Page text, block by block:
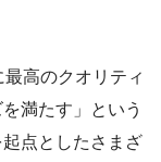
高のクオリティ
満たす」という
点としたさまざ